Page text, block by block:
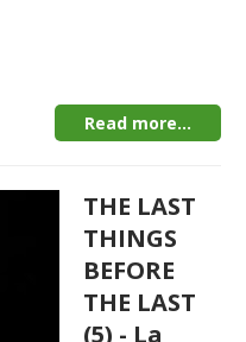
Read more...
THE LAST
THINGS
BEFORE
THE LAST
(5) - La